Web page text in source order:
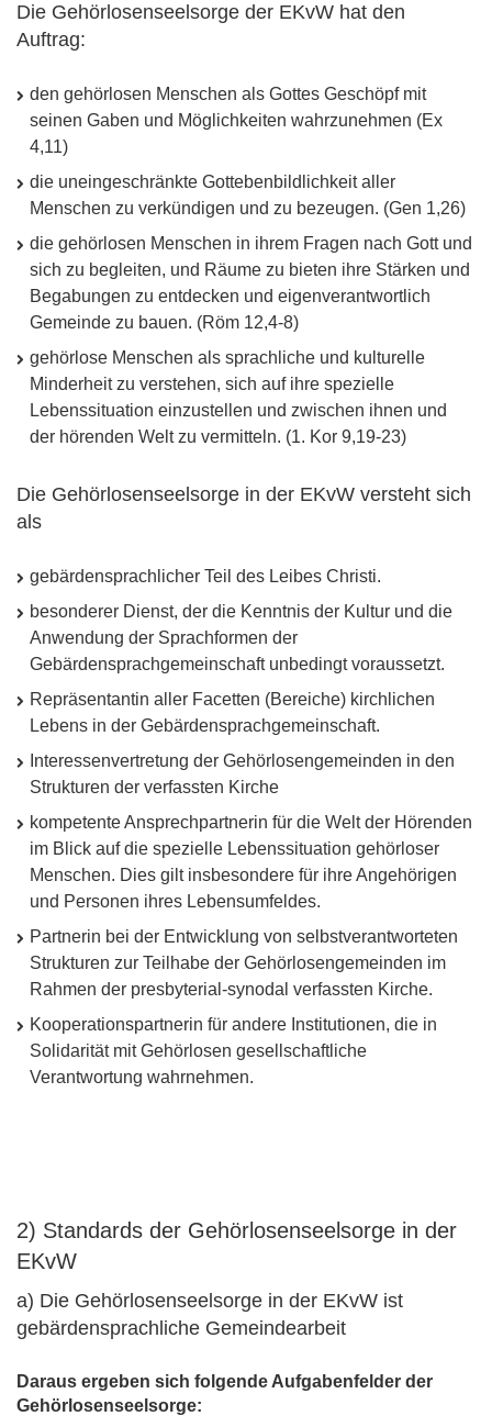
Die Gehörlosenseelsorge der EKvW hat den
Auftrag:
den gehörlosen Menschen als Gottes Geschöpf mit
seinen Gaben und Möglichkeiten wahrzunehmen (Ex
4,11)
die uneingeschränkte Gottebenbildlichkeit aller
Menschen zu verkündigen und zu bezeugen. (Gen 1,26)
die gehörlosen Menschen in ihrem Fragen nach Gott und
sich zu begleiten, und Räume zu bieten ihre Stärken und
Begabungen zu entdecken und eigenverantwortlich
Gemeinde zu bauen. (Röm 12,4-8)
gehörlose Menschen als sprachliche und kulturelle
Minderheit zu verstehen, sich auf ihre spezielle
Lebenssituation einzustellen und zwischen ihnen und
der hörenden Welt zu vermitteln. (1. Kor 9,19-23)
Die Gehörlosenseelsorge in der EKvW versteht sich
als
gebärdensprachlicher Teil des Leibes Christi.
besonderer Dienst, der die Kenntnis der Kultur und die
Anwendung der Sprachformen der
Gebärdensprachgemeinschaft unbedingt voraussetzt.
Repräsentantin aller Facetten (Bereiche) kirchlichen
Lebens in der Gebärdensprachgemeinschaft.
Interessenvertretung der Gehörlosengemeinden in den
Strukturen der verfassten Kirche
kompetente Ansprechpartnerin für die Welt der Hörenden
im Blick auf die spezielle Lebenssituation gehörloser
Menschen. Dies gilt insbesondere für ihre Angehörigen
und Personen ihres Lebensumfeldes.
Partnerin bei der Entwicklung von selbstverantworteten
Strukturen zur Teilhabe der Gehörlosengemeinden im
Rahmen der presbyterial-synodal verfassten Kirche.
Kooperationspartnerin für andere Institutionen, die in
Solidarität mit Gehörlosen gesellschaftliche
Verantwortung wahrnehmen.
2) Standards der Gehörlosenseelsorge in der
EKvW
a) Die Gehörlosenseelsorge in der EKvW ist
gebärdensprachliche Gemeindearbeit
Daraus ergeben sich folgende Aufgabenfelder der
Gehörlosenseelsorge: